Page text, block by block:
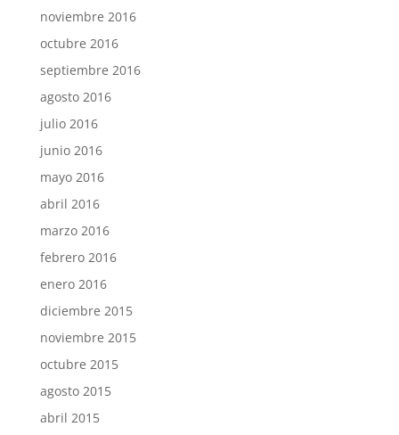
noviembre 2016
octubre 2016
septiembre 2016
agosto 2016
julio 2016
junio 2016
mayo 2016
abril 2016
marzo 2016
febrero 2016
enero 2016
diciembre 2015
noviembre 2015
octubre 2015
agosto 2015
abril 2015